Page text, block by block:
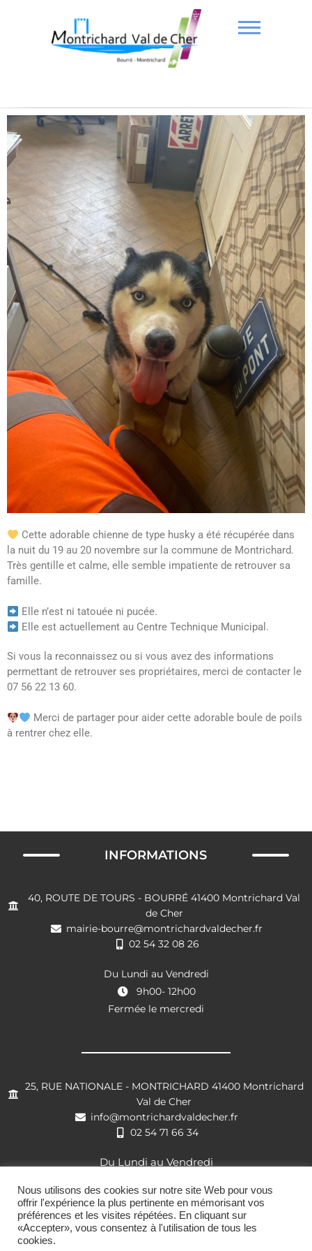
Cette adorable chienne de type husky a été récupérée dans
la nuit du 19 au 20 novembre sur la commune de Montrichard.
Très gentille et calme, elle semble impatiente de retrouver sa
famille.
Elle n’est ni tatouée ni pucée.
Elle est actuellement au Centre Technique Municipal.
Si vous la reconnaissez ou si vous avez des informations
permettant de retrouver ses propriétaires, merci de contacter le
07 56 22 13 60.
Merci de partager pour aider cette adorable boule de poils
à rentrer chez elle.
INFORMATIONS
40, ROUTE DE TOURS - BOURRÉ 41400 Montrichard Val
de Cher
mairie-bourre@montrichardvaldecher.fr
02 54 32 08 26
Du Lundi au Vendredi
9h00- 12h00
Fermée le mercredi
25, RUE NATIONALE - MONTRICHARD 41400 Montrichard
Val de Cher
info@montrichardvaldecher.fr
02 54 71 66 34
Du Lundi au Vendredi
Nous utilisons des cookies sur notre site Web pour vous
offrir l'expérience la plus pertinente en mémorisant vos
préférences et les visites répétées. En cliquant sur
«Accepter», vous consentez à l'utilisation de tous les
cookies.